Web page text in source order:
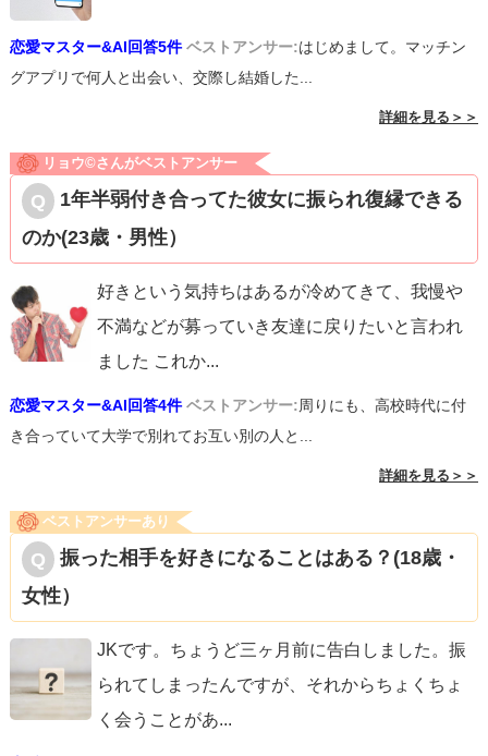
恋愛マスター&AI回答5件 ベストアンサー:はじめまして。マッチン
グアプリで何人と出会い、交際し結婚した...
詳細を見る＞＞
リョウ©️さんがベストアンサー
1年半弱付き合ってた彼女に振られ復縁できる
のか(23歳・男性）
好きという気持ちはあるが冷めてきて、我慢や
不満などが募っていき友達に戻りたいと言われ
ました これか...
恋愛マスター&AI回答4件 ベストアンサー:周りにも、高校時代に付
き合っていて大学で別れてお互い別の人と...
詳細を見る＞＞
ベストアンサーあり
振った相手を好きになることはある？(18歳・
女性）
JKです。ちょうど三ヶ月前に告白しました。振
られてしまったんですが、それからちょくちょ
く会うことがあ...